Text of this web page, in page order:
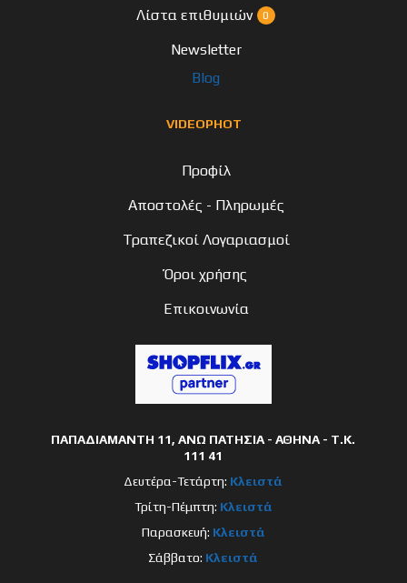
Λίστα επιθυμιών
0
Newsletter
Blog
VIDEOPHOT
Προφίλ
Αποστολές - Πληρωμές
Τραπεζικοί Λογαριασμοί
Όροι χρήσης
Επικοινωνία
ΠΑΠΑΔΙΑΜΑΝΤΗ 11, ΑΝΩ ΠΑΤΗΣΙΑ - ΑΘΗΝΑ - Τ.Κ.
111 41
Δευτέρα-Τετάρτη: Κλειστά
Τρίτη-Πέμπτη: Κλειστά
Παρασκευή: Κλειστά
Σάββατο: Κλειστά